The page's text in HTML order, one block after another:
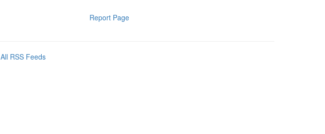
Report Page
All RSS Feeds